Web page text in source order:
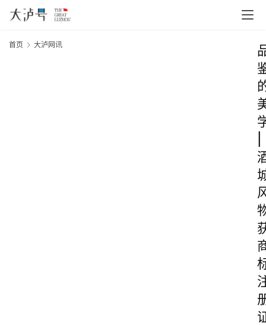
首页 大泸网讯